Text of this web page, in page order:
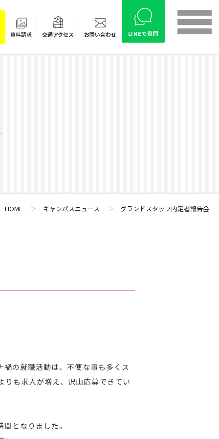
資料請求 交通アクセス お問い合わせ LINEで質問
HOME ＞ キャンパスニュース ＞ グランドスタッフ内定者報告会
禍の就職活動は、不便な事も多くス
りも求人が増え、沢山応募できてい
となりました。